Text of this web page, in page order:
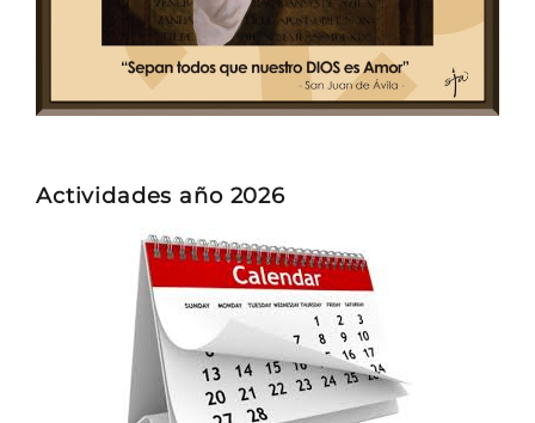
Actividades año 2026